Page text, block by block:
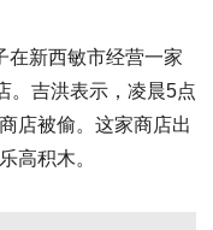
在新西敏市经营一家
。吉洪表示，凌晨5点
店被偷。这家商店出
高积木。